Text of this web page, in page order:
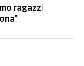
ragazzi